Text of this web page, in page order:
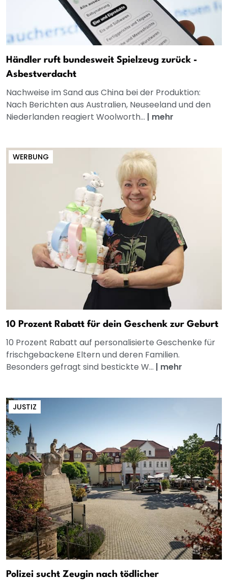
Händler ruft bundesweit Spielzeug zurück -
Asbestverdacht
Nachweise im Sand aus China bei der Produktion:
Nach Berichten aus Australien, Neuseeland und den
Niederlanden reagiert Woolworth... | mehr
WERBUNG
10 Prozent Rabatt für dein Geschenk zur Geburt
10 Prozent Rabatt auf personalisierte Geschenke für
frischgebackene Eltern und deren Familien.
Besonders gefragt sind bestickte W... | mehr
JUSTIZ
Polizei sucht Zeugin nach tödlicher